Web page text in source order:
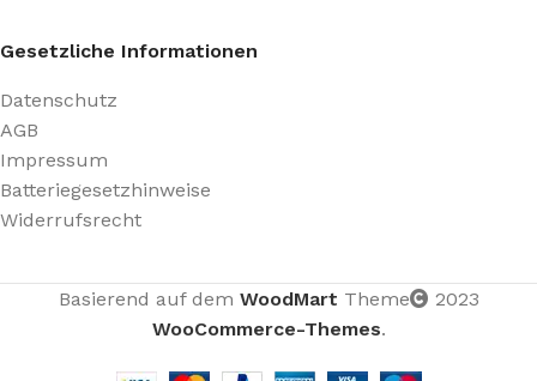
Gesetzliche Informationen
Datenschutz
AGB
Impressum
Batteriegesetzhinweise
Widerrufsrecht
Basierend auf dem WoodMart Theme
2023
WooCommerce-Themes.